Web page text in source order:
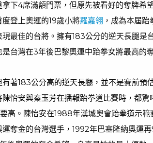
下4席滿額門票，但原先被看好的奪牌希
登上奧運的19歲小將羅嘉翎 ，成為本屆
最佳的台將。擁有183公分的逆天長腿是
台灣在3年後巴黎奧運中跆拳女將最高的
著183公分高的逆天長腿，並不是賽前預
怡安與秦玉芳在播報跆拳道比賽時，都驚
高。陳怡安在1988年漢城奧會跆拳道示範
奪金的台灣選手，1992年巴塞隆納奧運